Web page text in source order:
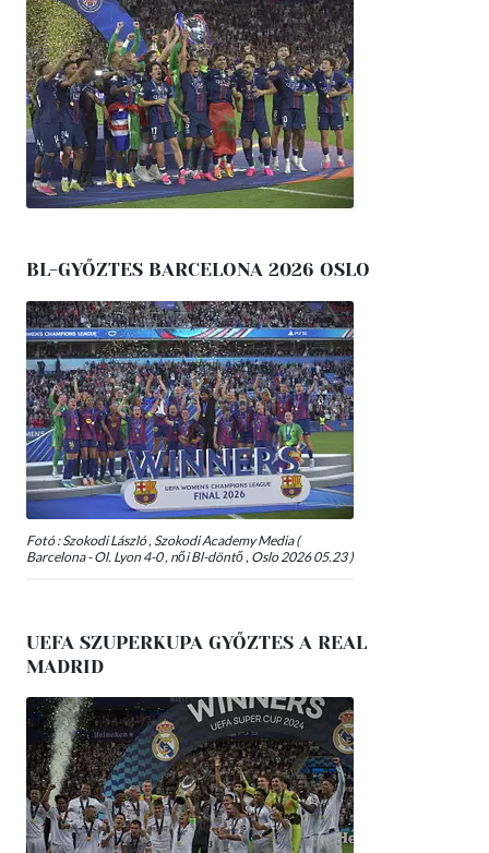
BL-GYŐZTES BARCELONA 2026 OSLO
Fotó : Szokodi László , Szokodi Academy Media (
Barcelona - Ol. Lyon 4-0 , női Bl-döntő , Oslo 2026 05.23 )
UEFA SZUPERKUPA GYŐZTES A REAL
MADRID